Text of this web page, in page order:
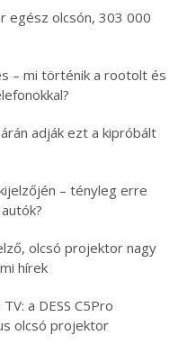
egész olcsón, 303 000
– mi történik a rootolt és
adják ezt a kipróbált
– tényleg erre
olcsó projektor nagy
hírek
a DESS C5Pro
olcsó projektor